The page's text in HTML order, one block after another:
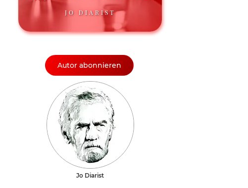
JO DIARIST
Autor abonnieren
Jo Diarist